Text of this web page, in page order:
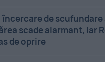
încercare de scufundare
scade alarmant, iar
de oprire